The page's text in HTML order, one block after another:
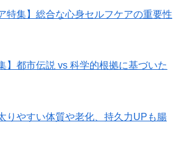
特集】総合な心身セルフケアの重要性
】都市伝説 vs 科学的根拠に基づいた
りやすい体質や老化、持久力UPも腸